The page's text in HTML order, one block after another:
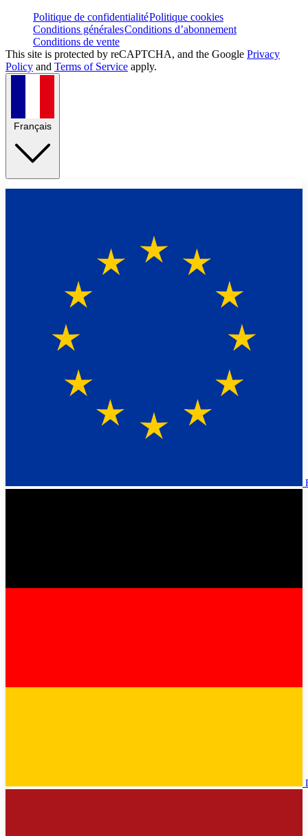
Politique de confidentialitéPolitique cookies
Conditions généralesConditions d’abonnement
Conditions de vente
This site is protected by reCAPTCHA, and the Google Privacy
Policy and Terms of Service apply.
Français